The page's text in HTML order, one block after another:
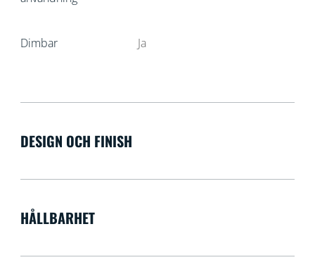
Dimbar Ja
DESIGN OCH FINISH
HÅLLBARHET